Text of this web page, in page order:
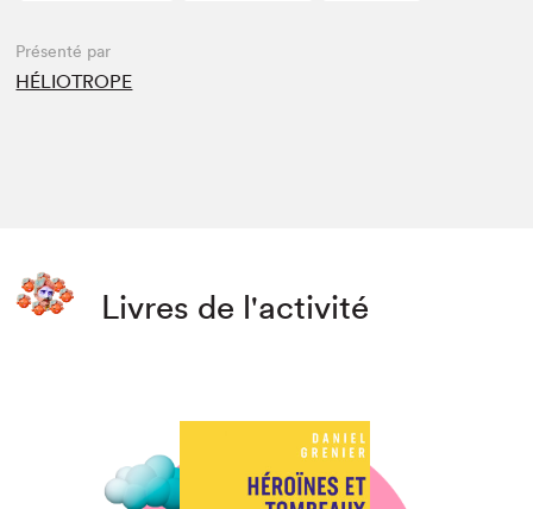
Présenté par
HÉLIOTROPE
Livres de l'activité